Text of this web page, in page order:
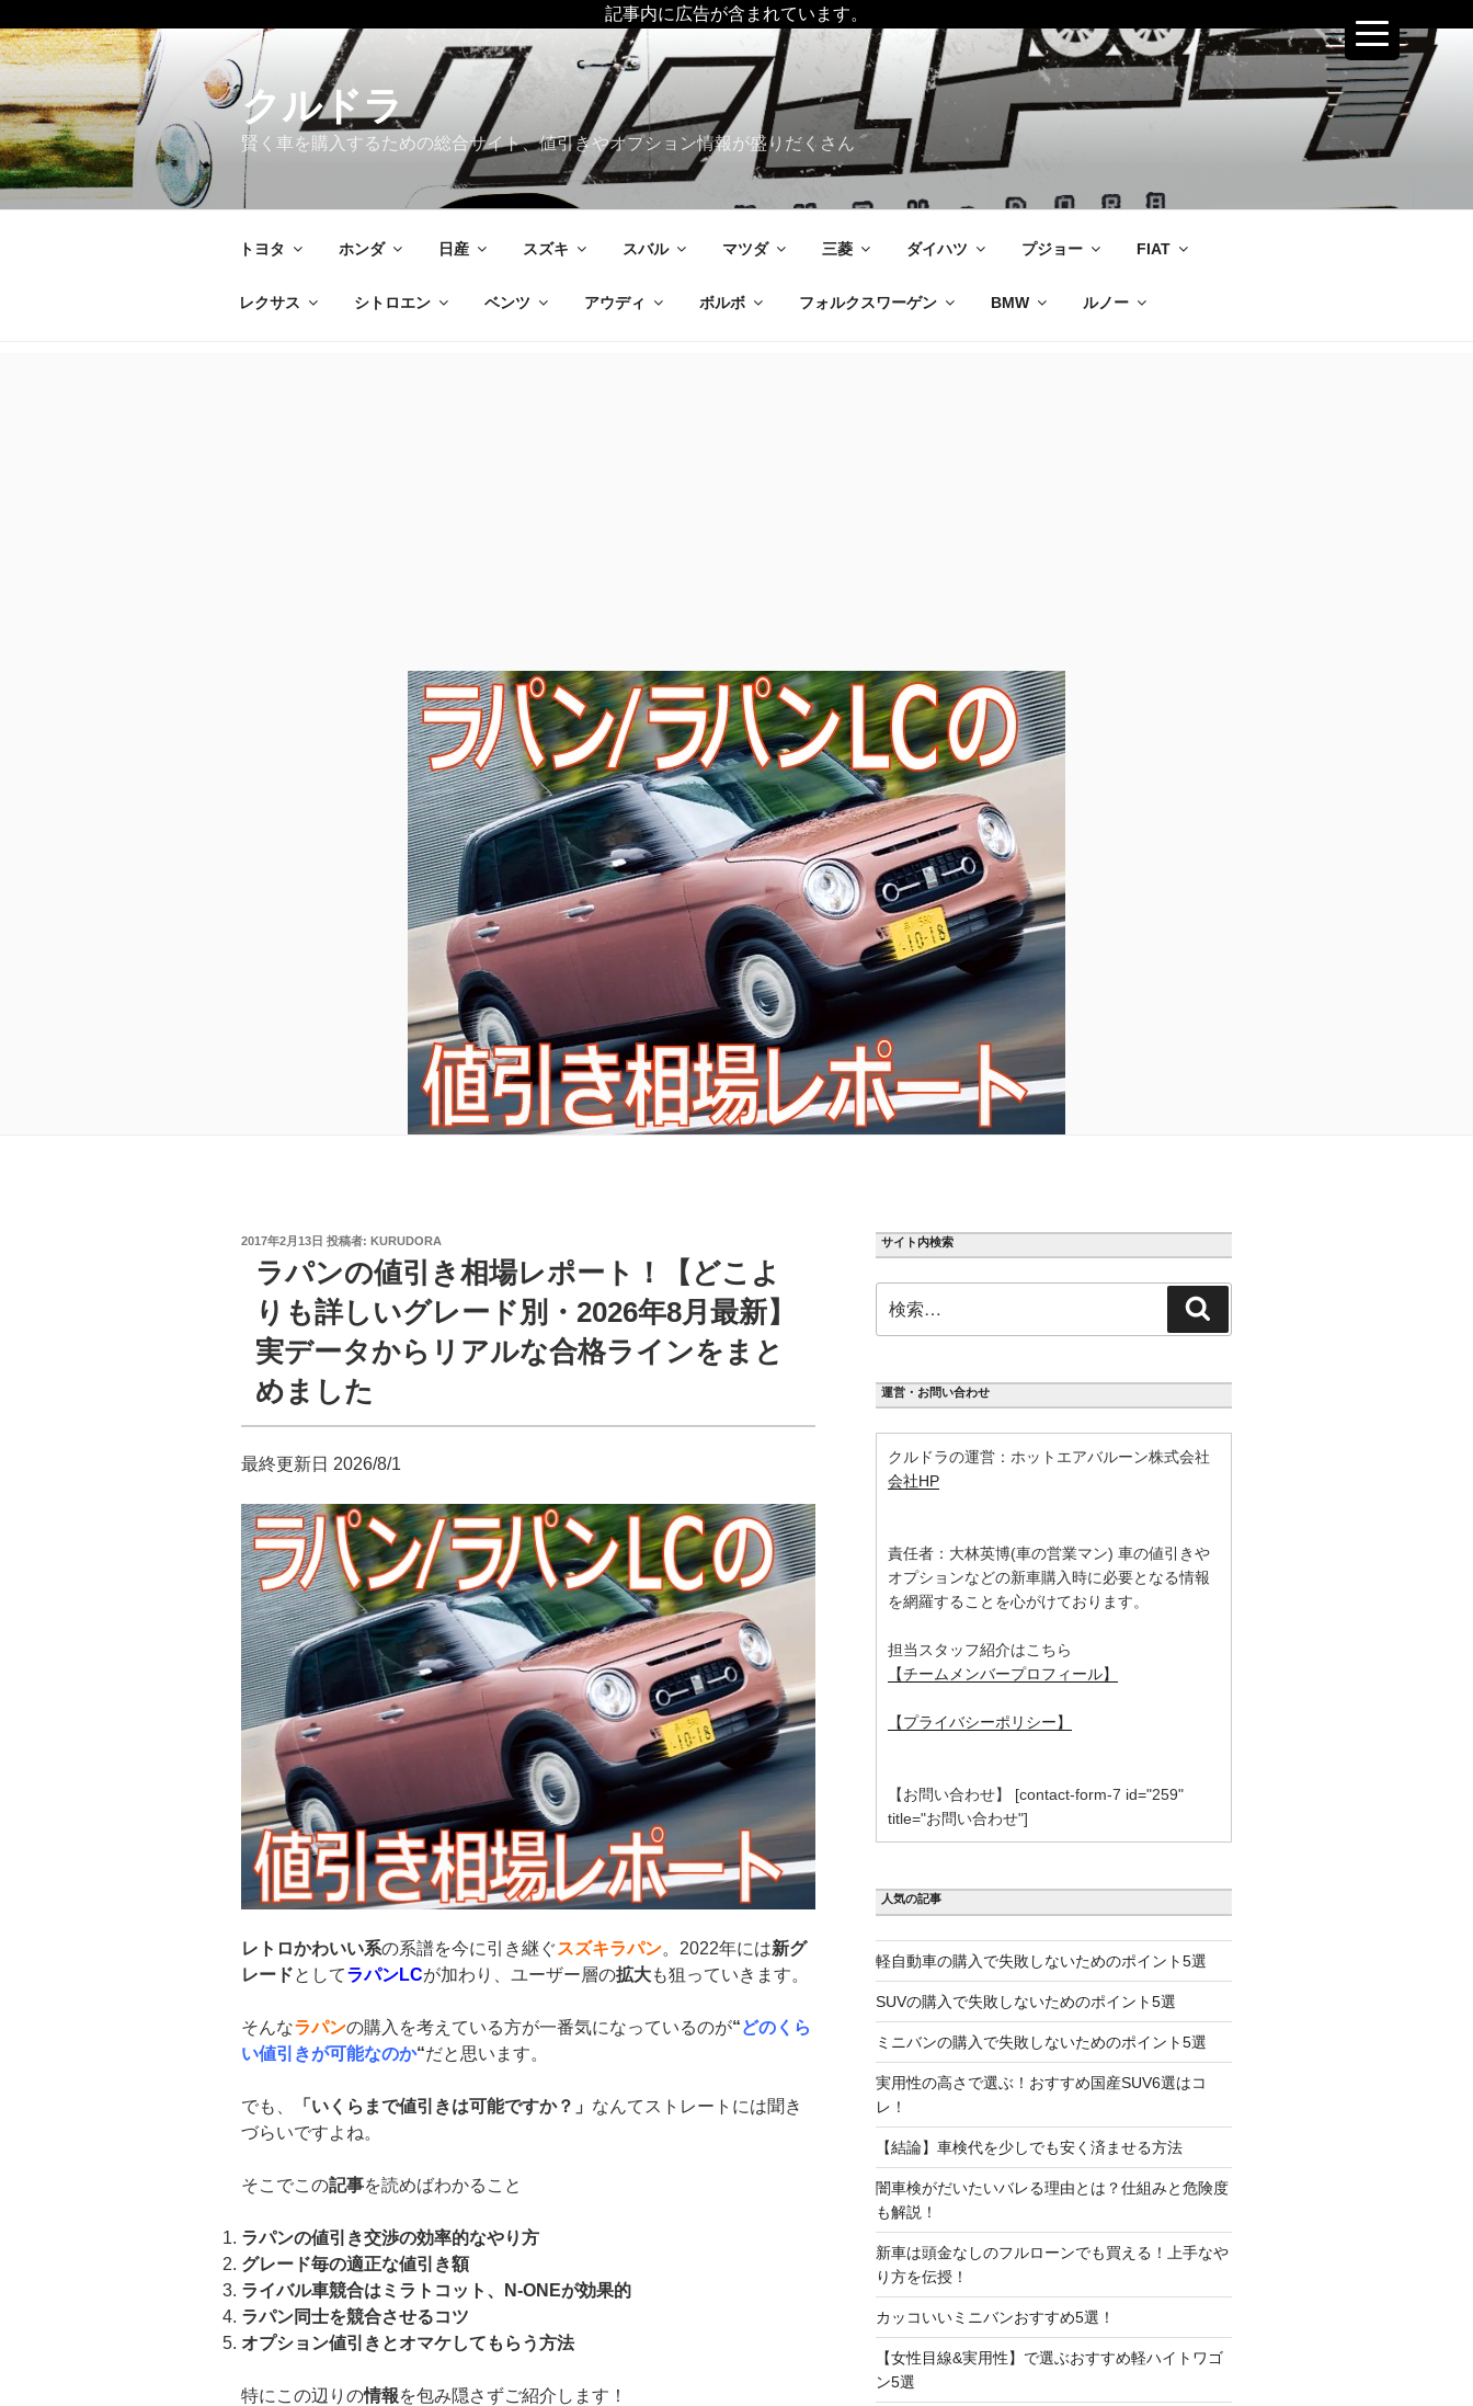
記事内に広告が含まれています。
コ
ン
テ
ン
ツ
へ
ス
クルドラ
賢く車を購入するための総合サイト、値引きやオプション情報が盛りだくさん
トヨタ ホンダ 日産 スズキ スバル マツダ 三菱 ダイハツ プジョー FIAT
レクサス シトロエン ベンツ アウディ ボルボ フォルクスワーゲン BMW ルノー
投
2017年2月13日 投稿者: KURUDORA
ラパンの値引き相場レポート！【どこよ
りも詳しいグレード別・2026年8月最新】
実データからリアルな合格ラインをまと
めました
最終更新日 2026/8/1
レトロかわいい系の系譜を今に引き継ぐスズキラパン。2022年には新グ
レードとしてラパンLCが加わり、ユーザー層の拡大も狙っていきます。
そんなラパンの購入を考えている方が一番気になっているのが“どのくら
い値引きが可能なのか“だと思います。
でも、 「いくらまで値引きは可能ですか？」 なんてストレートには聞き
づらいですよね。
そこでこの記事を読めばわかること
ラパンの値引き交渉の効率的なやり方
グレード毎の適正な値引き額
ライバル車競合はミラトコット、N-ONEが効果的
ラパン同士を競合させるコツ
オプション値引きとオマケしてもらう方法
特にこの辺りの情報を包み隠さずご紹介します！
サイト内検索
索:
索
運営・お問い合わせ
クルドラの運営：ホットエアバルーン株式会社
会社HP
責任者：大林英博(車の営業マン) 車の値引きや
オプションなどの新車購入時に必要となる情報
を網羅することを心がけております。
担当スタッフ紹介はこちら
【チームメンバープロフィール】
【プライバシーポリシー】
【お問い合わせ】 [contact-form-7 id="259"
title="お問い合わせ"]
人気の記事
軽自動車の購入で失敗しないためのポイント5選
SUVの購入で失敗しないためのポイント5選
ミニバンの購入で失敗しないためのポイント5選
実用性の高さで選ぶ！おすすめ国産SUV6選はコ
レ！
【結論】車検代を少しでも安く済ませる方法
闇車検がだいたいバレる理由とは？仕組みと危険度
も解説！
新車は頭金なしのフルローンでも買える！上手なや
り方を伝授！
カッコいいミニバンおすすめ5選！
【女性目線&実用性】で選ぶおすすめ軽ハイトワゴ
ン5選